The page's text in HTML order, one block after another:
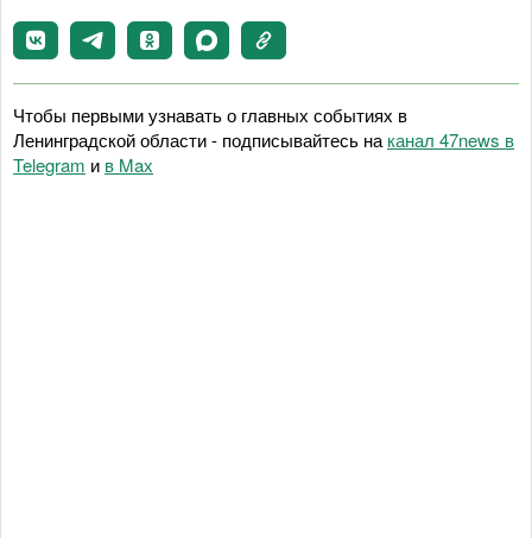
Чтобы первыми узнавать о главных событиях в
Ленинградской области - подписывайтесь на канал 47news в
Telegram и в Maх